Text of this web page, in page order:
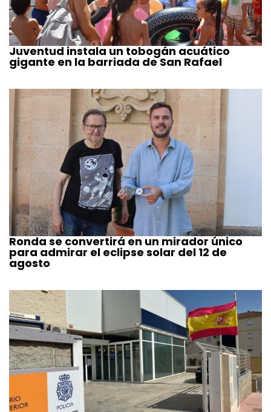
Juventud instala un tobogán acuático
gigante en la barriada de San Rafael
Ronda se convertirá en un mirador único
para admirar el eclipse solar del 12 de
agosto